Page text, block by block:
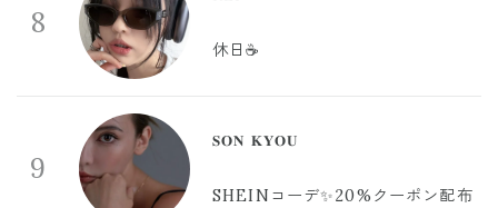
8
休日☕️
9
𝐒𝐎𝐍 𝐊𝐘𝐎𝐔
SHEINコーデ✨20%クーポン配布